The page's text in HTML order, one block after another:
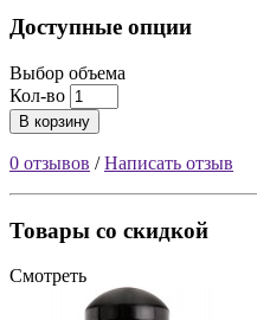
Доступные опции
Выбор объема
Кол-во
В корзину
0 отзывов /Написать отзыв
Товары со скидкой
Смотреть